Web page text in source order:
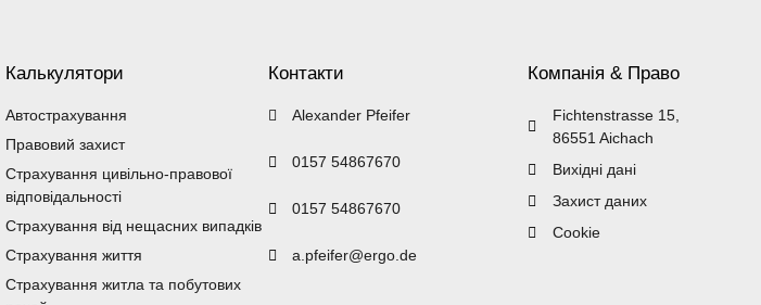
Калькулятори
Автострахування
Правовий захист
Страхування цивільно-правової
відповідальності
Страхування від нещасних випадків
Страхування життя
Страхування житла та побутових
Контакти
Alexander Pfeifer
0157 54867670
0157 54867670
a.pfeifer@ergo.de
Компанія & Право
Fichtenstrasse 15,
86551 Aichach
Вихідні дані
Захист даних
Cookie